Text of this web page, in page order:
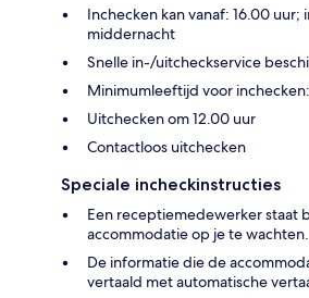
Inchecken kan vanaf: 16.00 uur;
middernacht
Snelle in-/uitcheckservice
Minimumleeftijd voor inchecken:
Uitchecken om 12.00 uur
Contactloos uitchecken
Speciale incheckinstructies
Een receptiemedewerker staat
accommodatie op je te wachten.
De informatie die de
vertaald met automatische